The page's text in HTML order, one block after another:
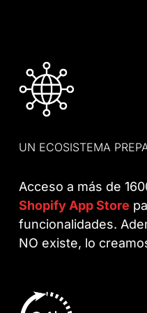
UN ECOSISTEMA
Acceso a más de
Shopify App Store
funcionalidades.
NO existe, lo